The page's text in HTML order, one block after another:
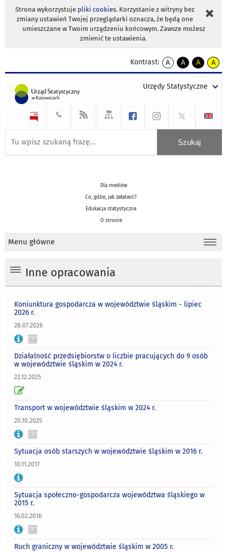
Strona wykorzystuje pliki cookies. Korzystanie z witryny bez
zmiany ustawień Twojej przeglądarki oznacza, że będą one
umieszczane w Twoim urządzeniu końcowym. Zawsze możesz
zmienić te ustawienia.
Kontrast:
A
kontrast
A
kontrast
tekst
czarnym
A
kontrast
tekst
czarnym
A
tekst
żółtym
Urzędy Statystyczne
Dla mediów
Co, gdzie, jak załatwić?
Edukacja statystyczna
O stronie
Menu główne
Inne opracowania
Koniunktura gospodarcza w województwie śląskim - lipiec
2026 r.
28.07.2026
Działalność przedsiębiorstw o liczbie pracujących do 9 osób
w województwie śląskim w 2024 r.
22.12.2025
Transport w województwie śląskim w 2024 r.
20.10.2025
Sytuacja osób starszych w województwie śląskim w 2016 r.
10.11.2017
Sytuacja społeczno-gospodarcza województwa śląskiego w
2015 r.
16.02.2016
Ruch graniczny w województwie śląskim w 2005 r.